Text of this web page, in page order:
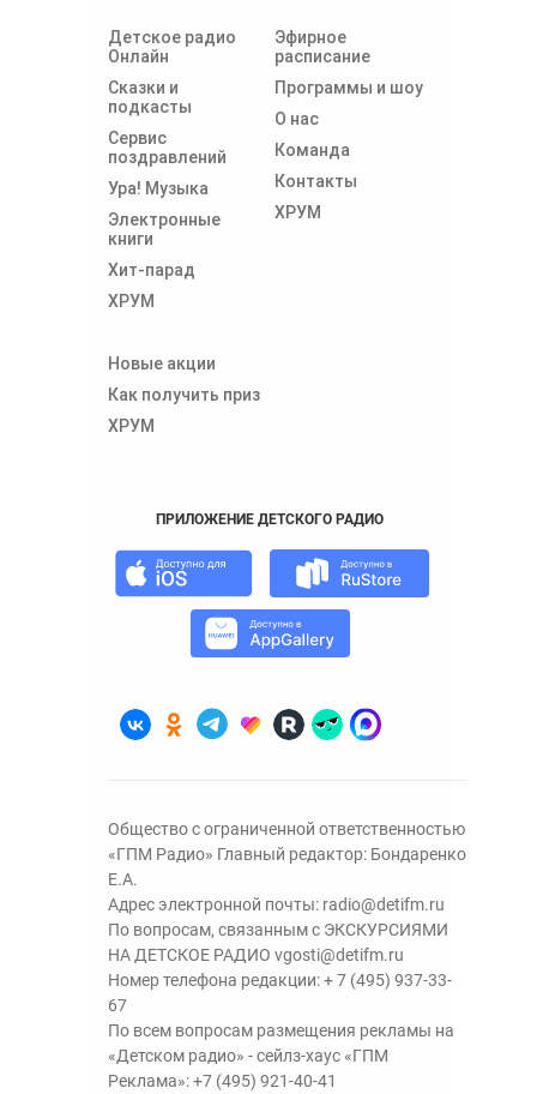
Детское радио
Онлайн
Сказки и
подкасты
Сервис
поздравлений
Ура! Музыка
Электронные
книги
Хит-парад
ХРУМ
Эфирное
расписание
Программы и шоу
О нас
Команда
Контакты
ХРУМ
Новые акции
Как получить приз
ХРУМ
ПРИЛОЖЕНИЕ ДЕТСКОГО РАДИО
Общество с ограниченной ответственностью
«ГПМ Радио» Главный редактор: Бондаренко
Е.А.
Адрес электронной почты: radio@detifm.ru
По вопросам, связанным с ЭКСКУРСИЯМИ
НА ДЕТСКОЕ РАДИО vgosti@detifm.ru
Номер телефона редакции:+ 7 (495) 937-33-
67
По всем вопросам размещения рекламы на
«Детском радио» - сейлз-хаус «ГПМ
Реклама»:+7 (495) 921-40-41